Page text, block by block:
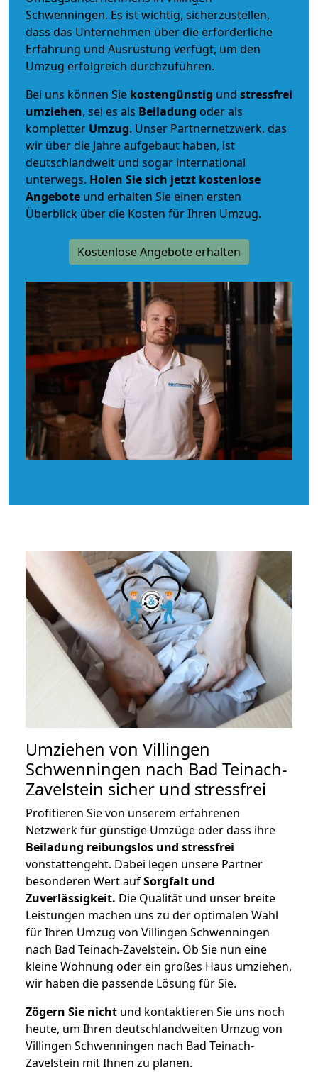
Schwenningen. Es ist wichtig, sicherzustellen,
dass das Unternehmen über die erforderliche
Erfahrung und Ausrüstung verfügt, um den
Umzug erfolgreich durchzuführen.
Bei uns können Sie kostengünstig und stressfrei
umziehen, sei es als Beiladung oder als
kompletter Umzug. Unser Partnernetzwerk, das
wir über die Jahre aufgebaut haben, ist
deutschlandweit und sogar international
unterwegs. Holen Sie sich jetzt kostenlose
Angebote und erhalten Sie einen ersten
Überblick über die Kosten für Ihren Umzug.
Kostenlose Angebote erhalten
Umziehen von Villingen
Schwenningen nach Bad Teinach-
Zavelstein sicher und stressfrei
Profitieren Sie von unserem erfahrenen
Netzwerk für günstige Umzüge oder dass ihre
Beiladung reibungslos und stressfrei
vonstattengeht. Dabei legen unsere Partner
besonderen Wert aufSorgfalt und
Zuverlässigkeit. Die Qualität und unser breite
Leistungen machen uns zu der optimalen Wahl
für Ihren Umzug von Villingen Schwenningen
nach Bad Teinach-Zavelstein. Ob Sie nun eine
kleine Wohnung oder ein großes Haus umziehen,
wir haben die passende Lösung für Sie.
Zögern Sie nicht und kontaktieren Sie uns noch
heute, um Ihren deutschlandweiten Umzug von
Villingen Schwenningen nach Bad Teinach-
Zavelstein mit Ihnen zu planen.